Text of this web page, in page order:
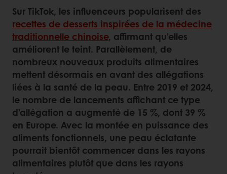
Sur TikTok, les influenceurs popularisent des
recettes de desserts inspirées de la médecine
traditionnelle chinoise, affirmant qu’elles
améliorent le teint. Parallèlement, de
nombreux nouveaux produits alimentaires
mettent désormais en avant des allégations
liées à la santé de la peau. Entre 2019 et 2024,
le nombre de lancements affichant ce type
d’allégation a augmenté de 15 %, dont 39 %
en Europe. Avec la montée en puissance des
aliments fonctionnels, une peau éclatante
pourrait bientôt commencer dans les rayons
alimentaires plutôt que dans les rayons